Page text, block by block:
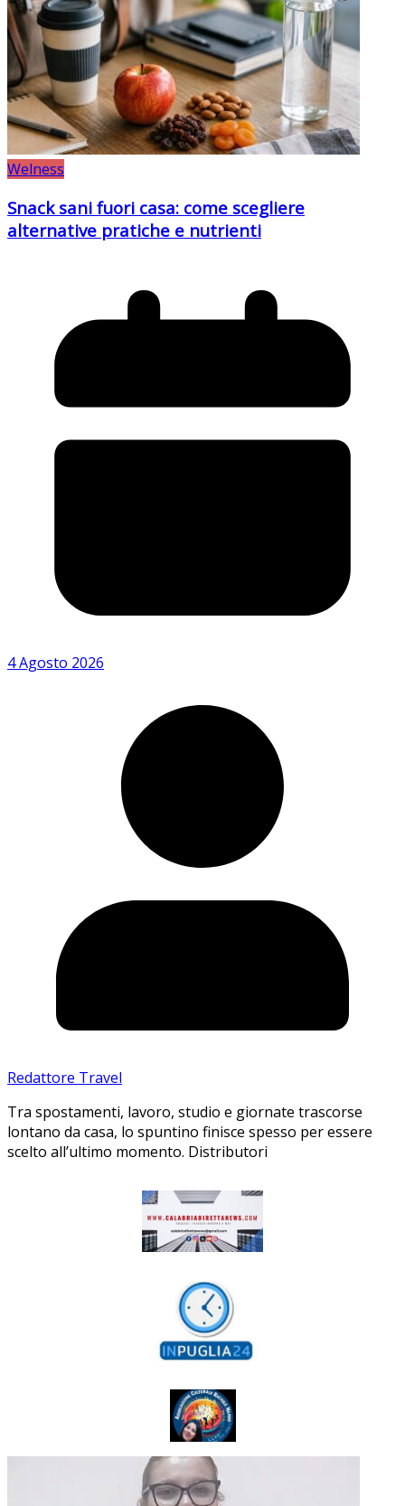
Welness
Snack sani fuori casa: come scegliere
alternative pratiche e nutrienti
4 Agosto 2026
Redattore Travel
Tra spostamenti, lavoro, studio e giornate trascorse
lontano da casa, lo spuntino finisce spesso per essere
scelto all’ultimo momento. Distributori